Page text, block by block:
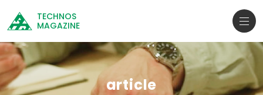
TECHNOS
MAGAZINE
article